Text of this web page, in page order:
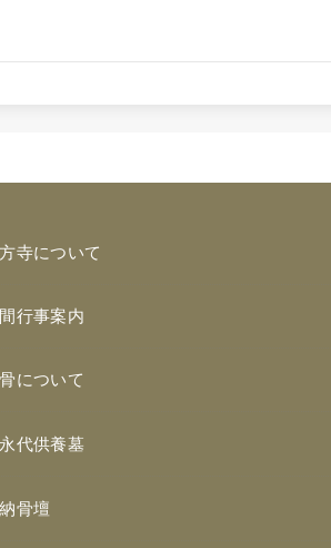
寺について
行事案内
について
永代供養墓
納骨壇